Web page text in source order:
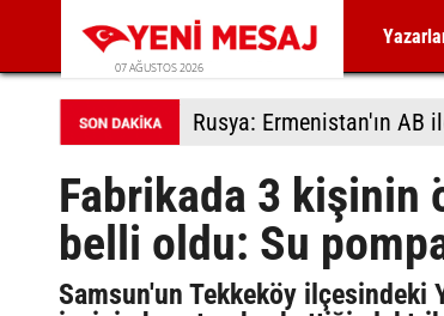
07 AĞUSTOS 2026
Rusya: Ermenistan'ın AB
Fabrikada 3 kişinin
belli oldu: Su
Samsun'un Tekkeköy ilçesindeki